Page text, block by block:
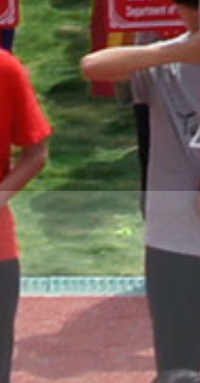
TO
GLOBAL
CITIZENSHIP